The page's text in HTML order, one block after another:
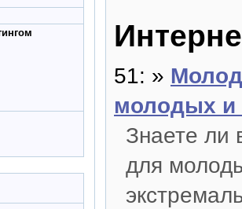
51: »
молодых и
Знаете ли
для